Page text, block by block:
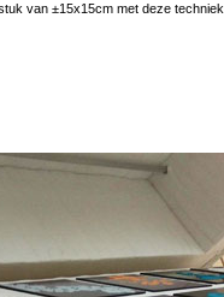
van ±15x15cm met deze techniek.